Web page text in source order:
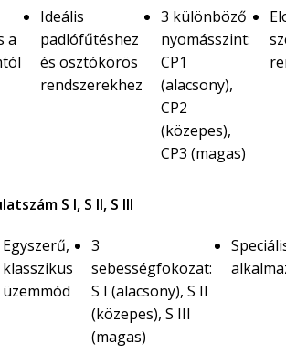
a
Ideális
padlófűtéshez
és osztókörös
rendszerekhez
3 különböző
nyomásszint:
CP1
(alacsony),
CP2
(közepes),
CP3 (magas)
S I, S II, S III
Egyszerű,
klasszikus
üzemmód
3
sebességfokozat:
S I (alacsony), S II
(közepes), S III
(magas)